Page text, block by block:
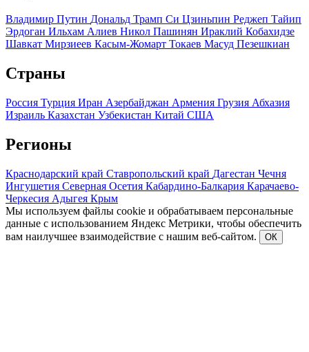
Владимир Путин Дональд Трамп Си Цзиньпин Реджеп Тайип
Эрдоган Ильхам Алиев Никол Пашинян Ираклий Кобахидзе
Шавкат Мирзиеев Касым-Жомарт Токаев Масуд Пезешкиан
Страны
Россия Турция Иран Азербайджан Армения Грузия Абхазия
Израиль Казахстан Узбекистан Китай США
Регионы
Краснодарский край Ставропольский край Дагестан Чечня
Ингушетия Северная Осетия Кабардино-Балкария Карачаево-
Черкесия Адыгея Крым
Мы используем файлы cookie и обрабатываем персональные
данные с использованием Яндекс Метрики, чтобы обеспечить
вам наилучшее взаимодействие с нашим веб-сайтом.
ОК